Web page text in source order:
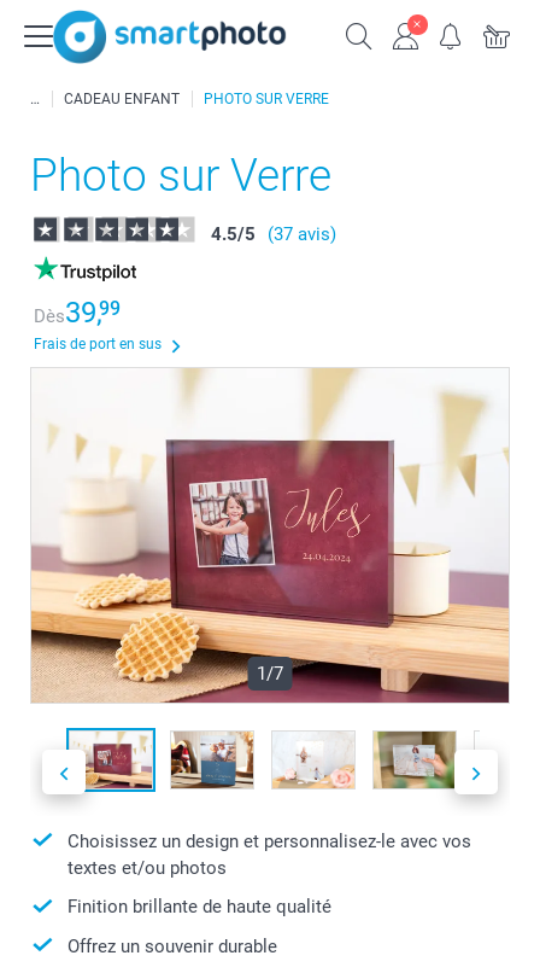
CADEAU ENFANT PHOTO SUR VERRE
Photo sur Verre
4.5/5 (37 avis)
Dès39,99
Frais de port en sus
1/7
Choisissez un design et personnalisez-le avec vos
textes et/ou photos
Finition brillante de haute qualité
Offrez un souvenir durable